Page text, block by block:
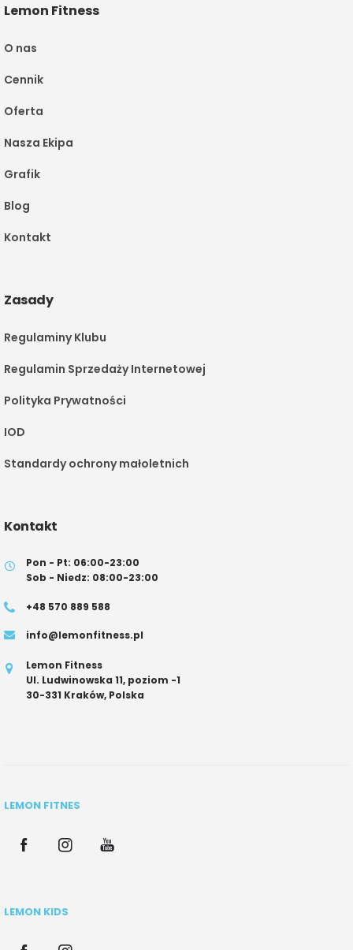
Lemon Fitness
O nas
Cennik
Oferta
Nasza Ekipa
Grafik
Blog
Kontakt
Zasady
Regulaminy Klubu
Regulamin Sprzedaży Internetowej
Polityka Prywatności
IOD
Standardy ochrony małoletnich
Kontakt
Pon - Pt: 06:00-23:00
Sob - Niedz: 08:00-23:00
+48 570 889 588
info@lemonfitness.pl
Lemon Fitness
Ul. Ludwinowska 11, poziom -1
30-331 Kraków, Polska
LEMON FITNES
LEMON KIDS